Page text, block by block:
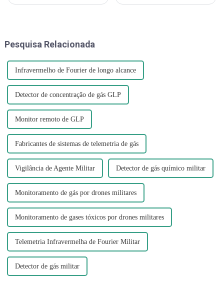
produz nitrogênio...
Pesquisa Relacionada
Infravermelho de Fourier de longo alcance
Detector de concentração de gás GLP
Monitor remoto de GLP
Fabricantes de sistemas de telemetria de gás
Vigilância de Agente Militar Detector de gás químico militar
Monitoramento de gás por drones militares
Monitoramento de gases tóxicos por drones militares
Telemetria Infravermelha de Fourier Militar
Detector de gás militar